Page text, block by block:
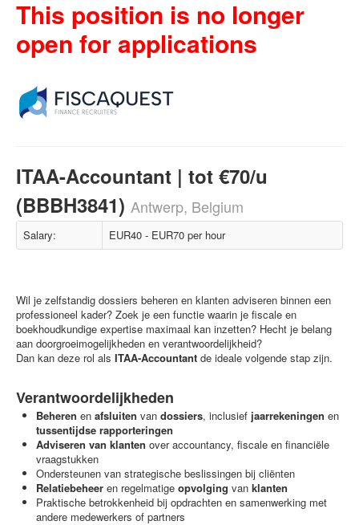
This position is no longer
open for applications
ITAA-Accountant | tot €70/u
(BBBH3841) Antwerp, Belgium
Salary: EUR40 - EUR70 per hour
Wil je zelfstandig dossiers beheren en klanten adviseren binnen een
professioneel kader? Zoek je een functie waarin je fiscale en
boekhoudkundige expertise maximaal kan inzetten? Hecht je belang
aan doorgroeimogelijkheden en verantwoordelijkheid?
Dan kan deze rol als ITAA-Accountant de ideale volgende stap zijn.
Verantwoordelijkheden
Beheren en afsluiten van dossiers, inclusief jaarrekeningen en
tussentijdse rapporteringen
Adviseren van klanten over accountancy, fiscale en financiële
vraagstukken
Ondersteunen van strategische beslissingen bij cliënten
Relatiebeheer en regelmatige opvolging van klanten
Praktische betrokkenheid bij opdrachten en samenwerking met
andere medewerkers of partners